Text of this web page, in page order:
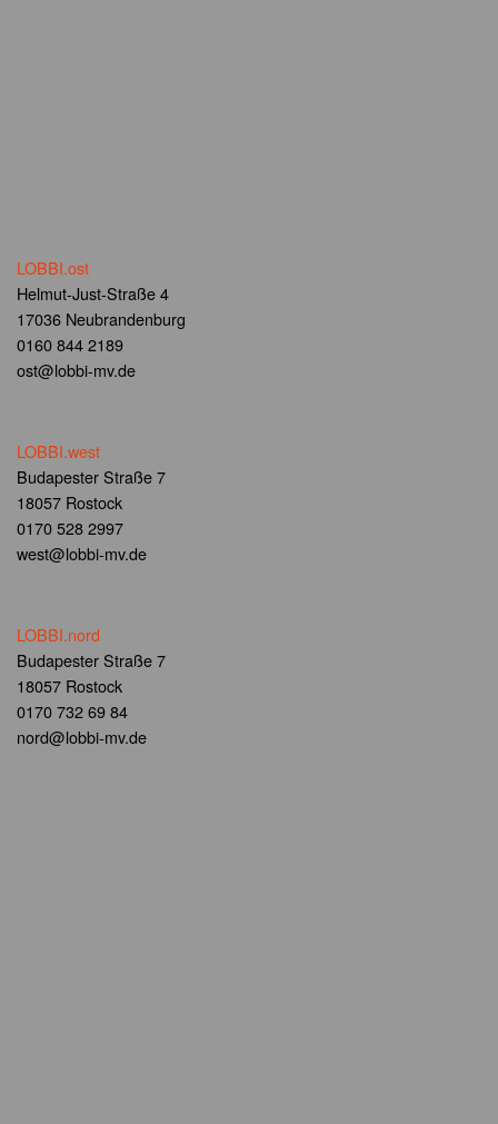
LOBBI.ost
Helmut-Just-Straße 4
17036 Neubrandenburg
0160 844 2189
ost@lobbi-mv.de
LOBBI.west
Budapester Straße 7
18057 Rostock
0170 528 2997
west@lobbi-mv.de
LOBBI.nord
Budapester Straße 7
18057 Rostock
0170 732 69 84
nord@lobbi-mv.de